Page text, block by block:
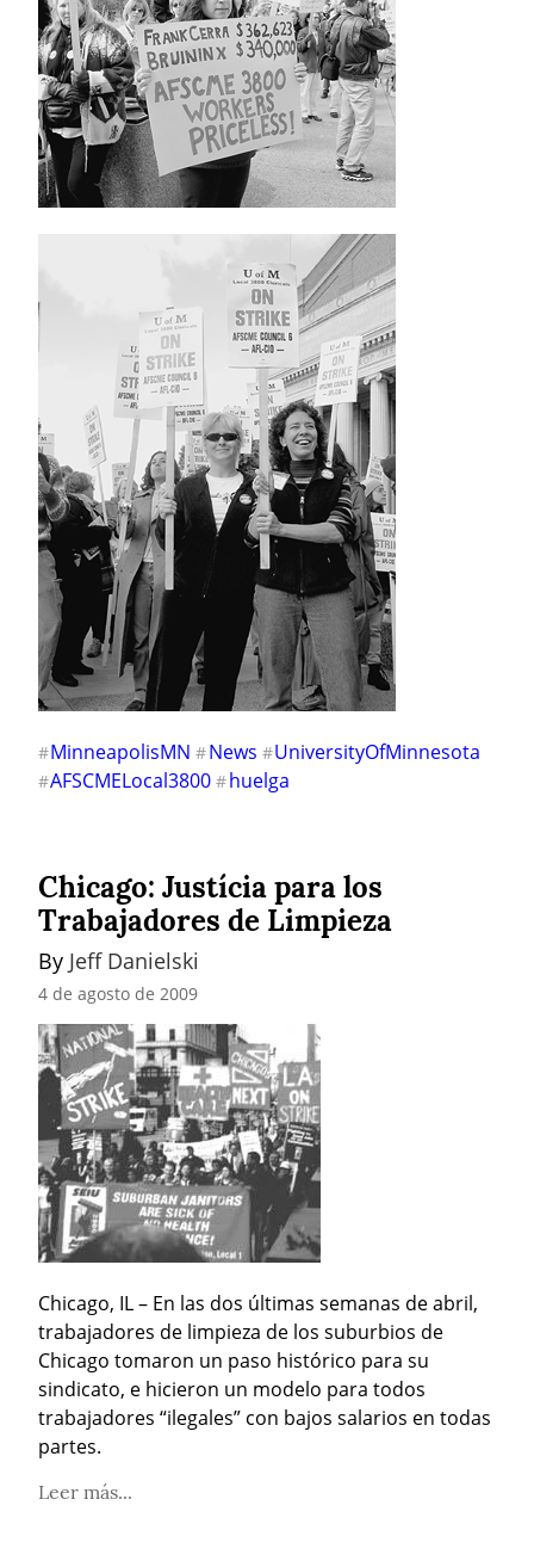
#MinneapolisMN #News #UniversityOfMinnesota
#AFSCMELocal3800 #huelga
Chicago: Justícia para los
Trabajadores de Limpieza
By Jeff Danielski
4 de agosto de 2009
Chicago, IL – En las dos últimas semanas de abril,
trabajadores de limpieza de los suburbios de
Chicago tomaron un paso histórico para su
sindicato, e hicieron un modelo para todos
trabajadores “ilegales” con bajos salarios en todas
partes.
Leer más...